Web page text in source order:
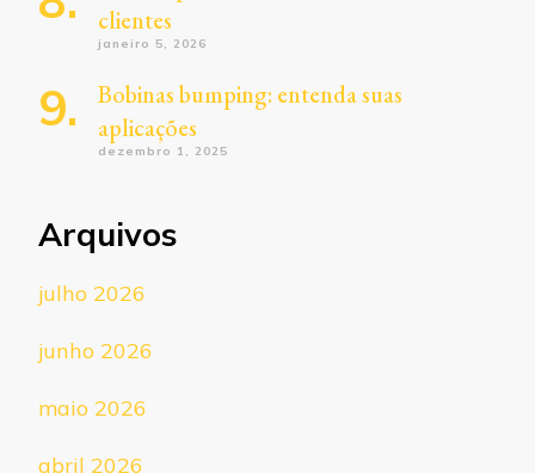
clientes
janeiro 5, 2026
Bobinas bumping: entenda suas
aplicações
dezembro 1, 2025
Arquivos
julho 2026
junho 2026
maio 2026
abril 2026